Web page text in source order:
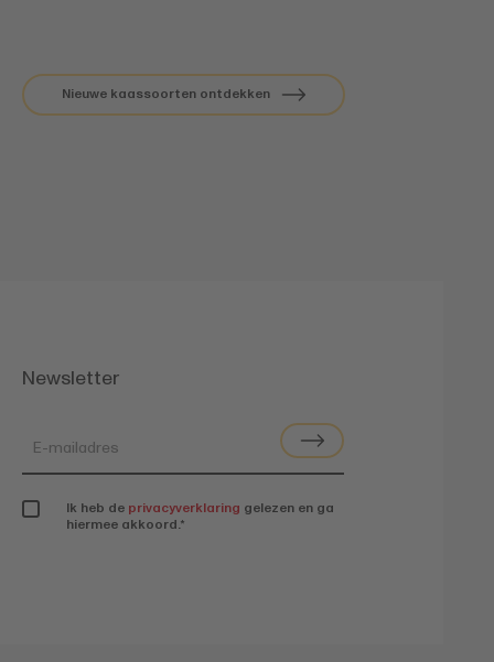
Nieuwe kaassoorten ontdekken
Newsletter
Ik heb de privacyverklaring gelezen en ga
hiermee akkoord.*